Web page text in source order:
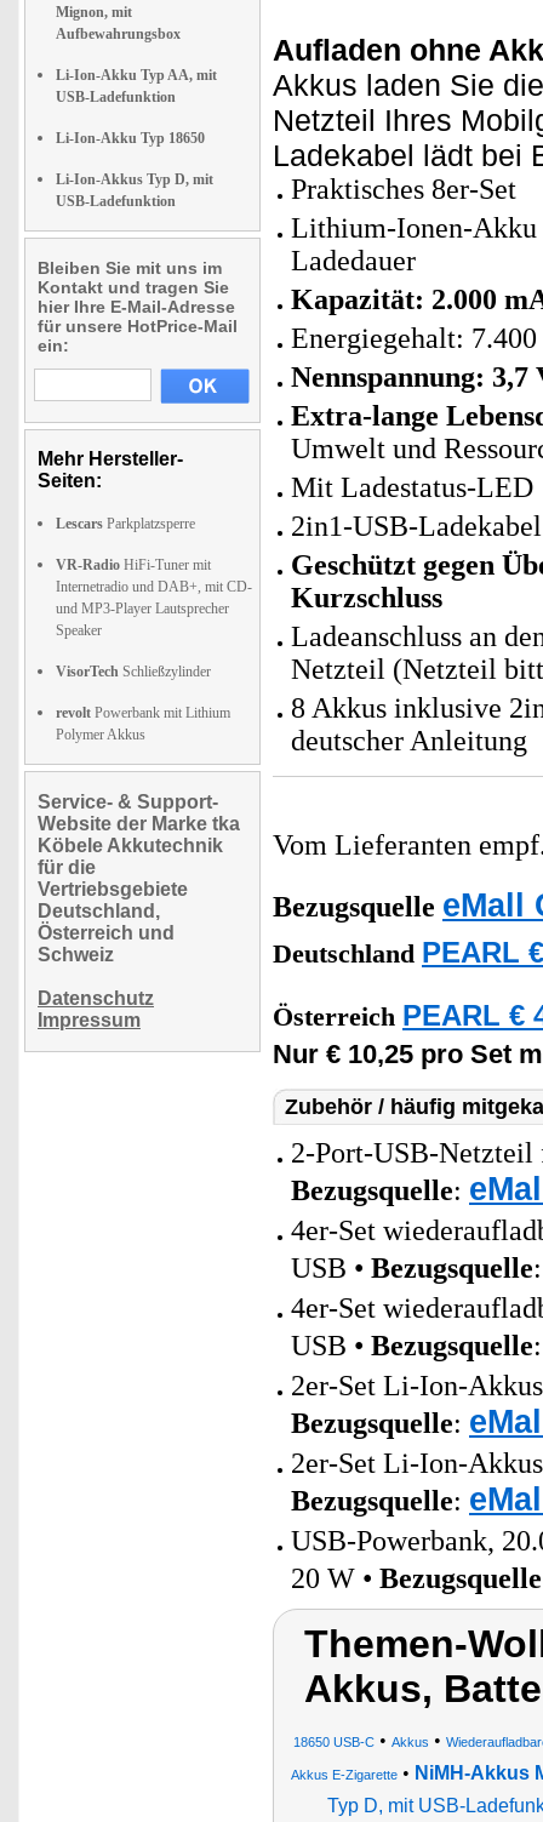
Mignon, mit
Aufbewahrungsbox
Li-Ion-Akku Typ AA, mit
USB-Ladefunktion
Li-Ion-Akku Typ 18650
Li-Ion-Akkus Typ D, mit
USB-Ladefunktion
Bleiben Sie mit uns im
Kontakt und tragen Sie
hier Ihre E-Mail-Adresse
für unsere HotPrice-Mail
ein:
Mehr Hersteller-
Seiten:
Lescars Parkplatzsperre
VR-Radio HiFi-Tuner mit
Internetradio und DAB+, mit CD-
und MP3-Player Lautsprecher
Speaker
VisorTech Schließzylinder
revolt Powerbank mit Lithium
Polymer Akkus
Service- & Support-
Website der Marke tka
Köbele Akkutechnik
für die
Vertriebsgebiete
Deutschland,
Österreich und
Schweiz
Datenschutz
Impressum
Aufladen ohne
Akkus laden Sie
Netzteil Ihres
Ladekabel lädt bei
Praktisches 8er-Set
Lithium-Ionen-
Ladedauer
Kapazität: 2.000
Energiegehalt:
Nennspannung: 3,7
Extra-lange
Umwelt und
Mit Ladestatus-LED
2in1-USB-
Geschützt gegen
Kurzschluss
Ladeanschluss an
Netzteil (Netzteil
8 Akkus inklusive
deutscher Anleitung
Vom Lieferanten
Bezugsquelle eMall
Deutschland PEARL
Österreich PEARL €
Nur € 10,25 pro Set
Zubehör / häufig
2-Port-USB-Netzteil
Bezugsquelle:
4er-Set
USB • Bezugsquelle
4er-Set
USB • Bezugsquelle
2er-Set Li-Ion-
Bezugsquelle:
2er-Set Li-Ion-
Bezugsquelle:
USB-Powerbank,
20 W • Bezugsquelle
Themen-
Akkus,
18650 USB-C• Akkus •
Akkus E-Zigarette• NiMH-Akkus
Typ D, mit USB-